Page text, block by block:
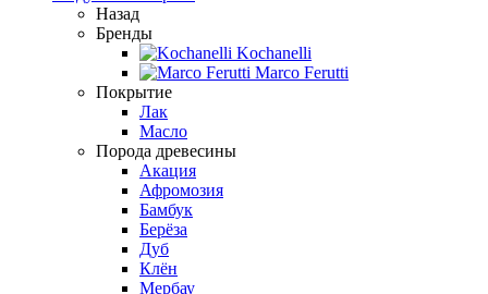
Назад
Бренды
Kochanelli
Marco Ferutti
Покрытие
Лак
Масло
Порода древесины
Акация
Афромозия
Бамбук
Берёза
Дуб
Клён
Мербау